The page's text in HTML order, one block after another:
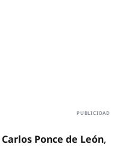
Carlos Ponce de León,